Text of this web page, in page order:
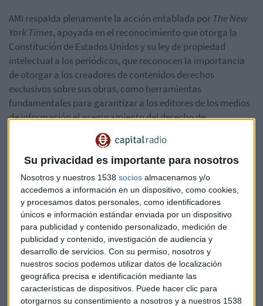
Su privacidad es importante para nosotros
Nosotros y nuestros 1538 socios almacenamos y/o
accedemos a información en un dispositivo, como cookies,
y procesamos datos personales, como identificadores
únicos e información estándar enviada por un dispositivo
para publicidad y contenido personalizado, medición de
publicidad y contenido, investigación de audiencia y
desarrollo de servicios. Con su permiso, nosotros y
nuestros socios podemos utilizar datos de localización
geográfica precisa e identificación mediante las
características de dispositivos. Puede hacer clic para
otorgarnos su consentimiento a nosotros y a nuestros 1538
AMI respalda plenamente la acción entablada por The New
York Times, apoyada en el reconocimiento que otorga la
Constitución de Estados Unidos y su ley de propiedad
intelectual a los periódicos, que reconocen la importancia
de otorgar a los creadores de contenidos derechos
exclusivos sobre sus obras, como herramientas
fundamentales para garantizar a los editores de los medios
de información el aseguramiento del derecho de
explotación del fruto de su trabajo, riesgo e inversión.
La Asociación de Medios de Información comparte conThe
inteligencia artificial deben respetar los derechos de los
medios de información de forma previa a la utilización de
cualquier contenido editorial titularidad de los medios de
información para entrenar sus modelos de inteligencia
artificial y responder a las preguntas formuladas por los
usuarios reproduciendo la información de los medios de
información, sin que sea admisible que los modelos de
inteligencia artificial se apropien de la utilización de
contenidos que nunca crearon.